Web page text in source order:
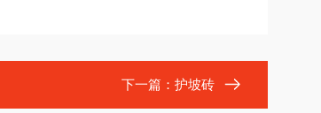
下一篇： 护坡砖